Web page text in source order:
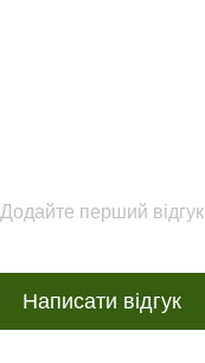
Додайте перший відгук
Написати відгук